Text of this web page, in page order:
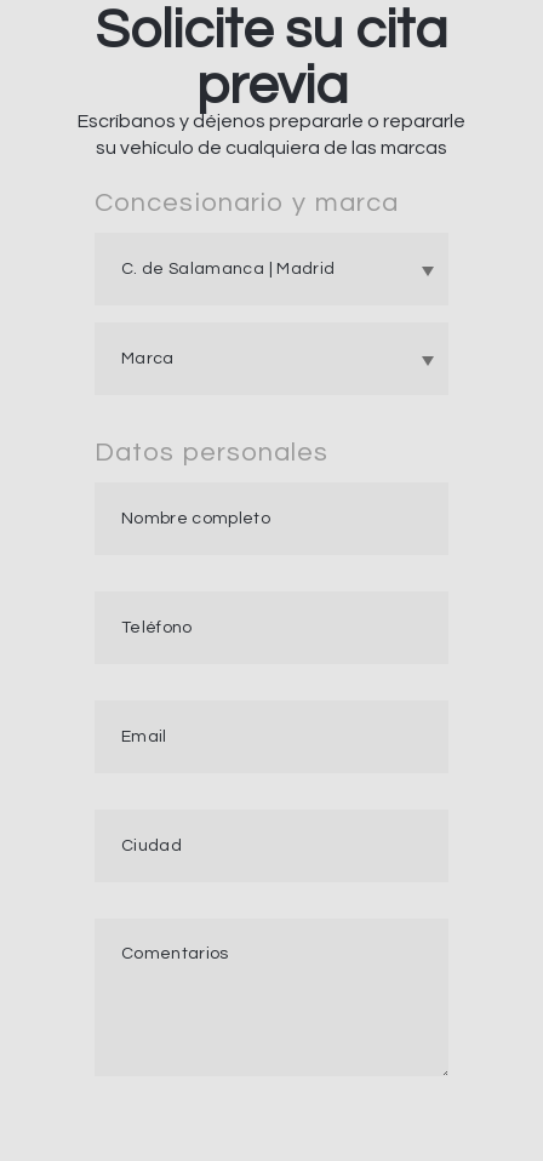
Solicite su cita
previa
Escríbanos y déjenos prepararle o repararle
su vehículo de cualquiera de las marcas
Concesionario y marca
Datos personales